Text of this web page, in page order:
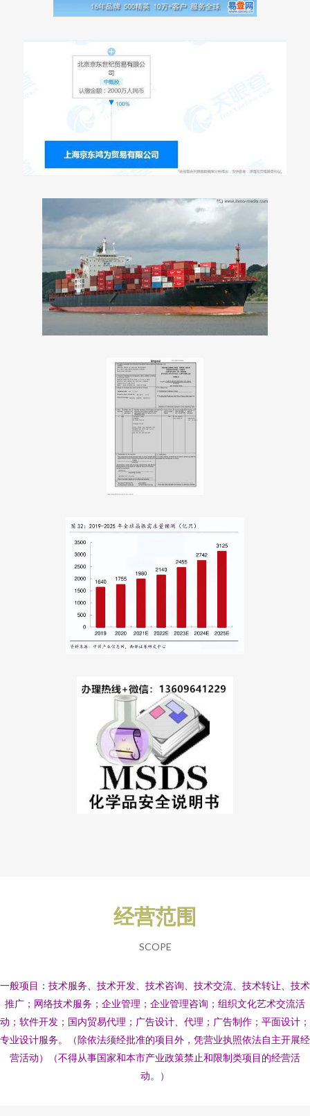
经营范围
SCOPE
一般项目：技术服务、技术开发、技术咨询、技术交流、技术转让、技术
推广；网络技术服务；企业管理；企业管理咨询；组织文化艺术交流活
动；软件开发；国内贸易代理；广告设计、代理；广告制作；平面设计；
专业设计服务。（除依法须经批准的项目外，凭营业执照依法自主开展经
营活动）（不得从事国家和本市产业政策禁止和限制类项目的经营活
动。）